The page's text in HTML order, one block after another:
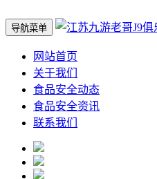
导航菜单
网站首页
关于我们
食品安全动态
食品安全资讯
联系我们